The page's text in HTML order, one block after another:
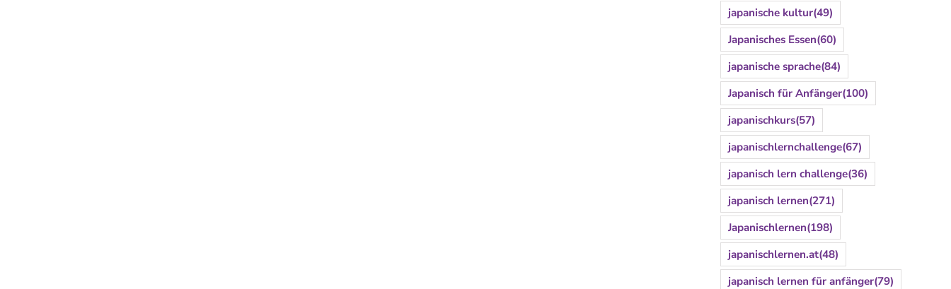
japanische kultur(49)
Japanisches Essen(60)
japanische sprache(84)
Japanisch für Anfänger(100)
japanischkurs(57)
japanischlernchallenge(67)
japanisch lern challenge(36)
japanisch lernen(271)
Japanischlernen(198)
japanischlernen.at(48)
japanisch lernen für anfänger(79)